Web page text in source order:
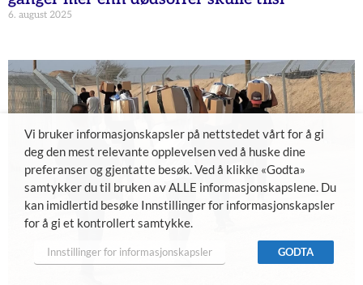
6. august 2025
Vi bruker informasjonskapsler på nettstedet vårt for å gi
deg den mest relevante opplevelsen ved å huske dine
preferanser og gjentatte besøk. Ved å klikke «Godta»
samtykker du til bruken av ALLE informasjonskapslene. Du
kan imidlertid besøke Innstillinger for informasjonskapsler
for å gi et kontrollert samtykke.
Innstillinger for informasjonskapsler GODTA